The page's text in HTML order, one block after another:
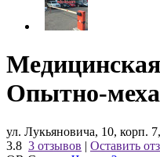
Опытно-
ул. Лукьяновича, 10, корп.
3.8 3 отзывов | Оставить